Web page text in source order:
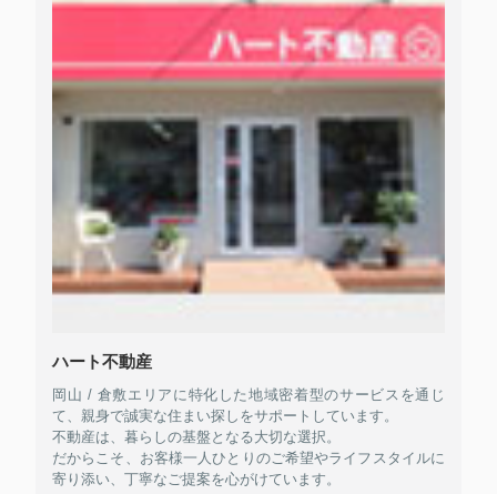
ハート不動産
岡山 / 倉敷エリアに特化した地域密着型のサービスを通じ
て、親身で誠実な住まい探しをサポートしています。
不動産は、暮らしの基盤となる大切な選択。
だからこそ、お客様一人ひとりのご希望やライフスタイルに
寄り添い、丁寧なご提案を心がけています。